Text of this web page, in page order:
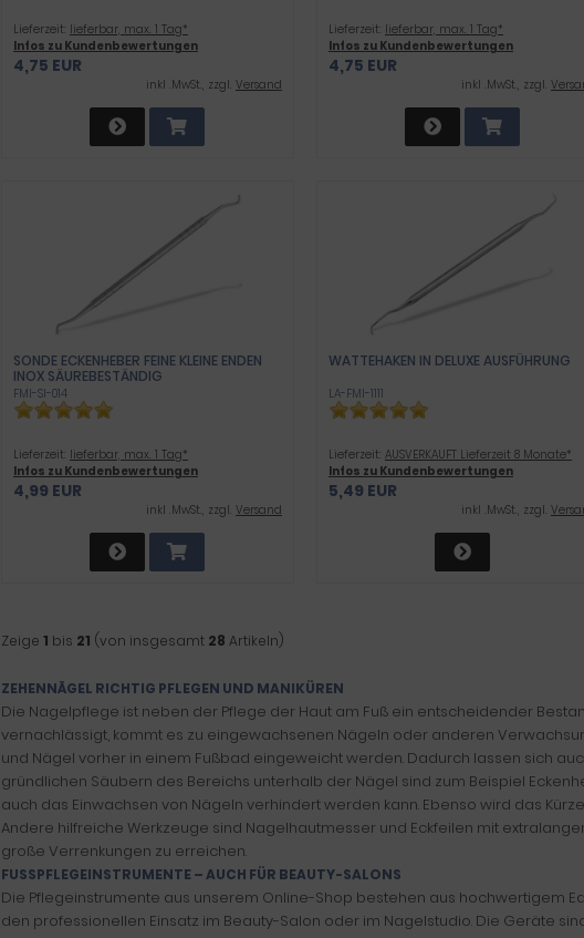
Lieferzeit: lieferbar, max. 1 Tag*
Infos zu Kundenbewertungen
4,75 EUR
inkl .MwSt., zzgl. Versand
Lieferzeit: lieferbar, max. 1 Tag*
Infos zu Kundenbewertungen
4,75 EUR
inkl .MwSt., zzgl.
SONDE ECKENHEBER FEINE KLEINE ENDEN
INOX SÄUREBESTÄNDIG
FMI-SI-014
Lieferzeit: lieferbar, max. 1 Tag*
Infos zu Kundenbewertungen
4,99 EUR
inkl .MwSt., zzgl. Versand
WATTEHAKEN IN DELUXE AUSFÜHRUNG
LA-FMI-1111
Lieferzeit: AUSVERKAUFT Lieferzeit 8 Monate*
Infos zu Kundenbewertungen
5,49 EUR
inkl .MwSt., zzgl.
Zeige 1 bis 21 (von insgesamt 28 Artikeln)
ZEHENNÄGEL RICHTIG PFLEGEN UND MANIKÜREN
Die Nagelpflege ist neben der Pflege der Haut am Fuß ein entscheidender
vernachlässigt, kommt es zu eingewachsenen Nägeln oder anderen
und Nägel vorher in einem Fußbad eingeweicht werden. Dadurch lassen sich
gründlichen Säubern des Bereichs unterhalb der Nägel sind zum Beispiel
auch das Einwachsen von Nägeln verhindert werden kann. Ebenso wird das
Andere hilfreiche Werkzeuge sind Nagelhautmesser und Eckfeilen mit
große Verrenkungen zu erreichen.
FUSSPFLEGEINSTRUMENTE – AUCH FÜR BEAUTY-SALONS
Die Pflegeinstrumente aus unserem Online-Shop bestehen aus hochwertigem
den professionellen Einsatz im Beauty-Salon oder im Nagelstudio. Die Geräte